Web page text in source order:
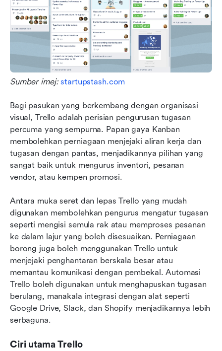
Sumber imej: startupstash.com
Bagi pasukan yang berkembang dengan organisasi
visual, Trello adalah perisian pengurusan tugasan
percuma yang sempurna. Papan gaya Kanban
membolehkan perniagaan menjejaki aliran kerja dan
tugasan dengan pantas, menjadikannya pilihan yang
sangat baik untuk mengurus inventori, pesanan
vendor, atau kempen promosi.
Antara muka seret dan lepas Trello yang mudah
digunakan membolehkan pengurus mengatur tugasan
seperti mengisi semula rak atau memproses pesanan
ke dalam lajur yang boleh disesuaikan. Perniagaan
borong juga boleh menggunakan Trello untuk
menjejaki penghantaran berskala besar atau
memantau komunikasi dengan pembekal. Automasi
Trello boleh digunakan untuk menghapuskan tugasan
berulang, manakala integrasi dengan alat seperti
Google Drive, Slack, dan Shopify menjadikannya lebih
serbaguna.
Ciri utama Trello